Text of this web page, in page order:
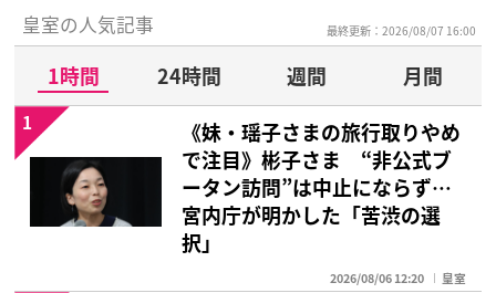
皇室の人気記事 最終更新：2026/08/07 16:00
1時間 24時間 週間
月間
《妹・瑶子さまの旅行取りやめ
で注目》彬子さま “非公式ブ
ータン訪問”は中止にならず…
宮内庁が明かした「苦渋の選
択」
2026/08/06 12:20 皇室
1